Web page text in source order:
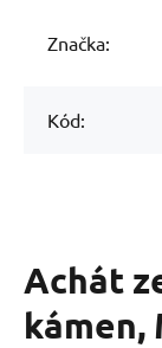
Značka:
Kód:
Achát
kámen,